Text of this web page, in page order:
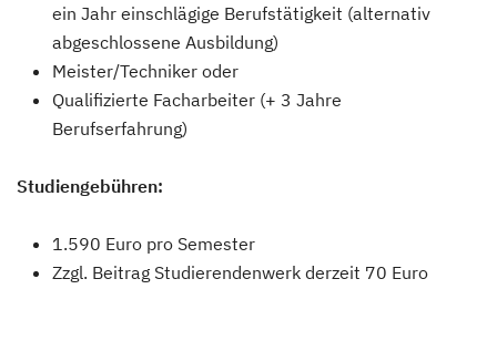
ein Jahr einschlägige Berufstätigkeit (alternativ
abgeschlossene Ausbildung)
Meister/Techniker oder
Qualifizierte Facharbeiter (+ 3 Jahre
Berufserfahrung)
Studiengebühren:
1.590 Euro pro Semester
Zzgl. Beitrag Studierendenwerk derzeit 70 Euro